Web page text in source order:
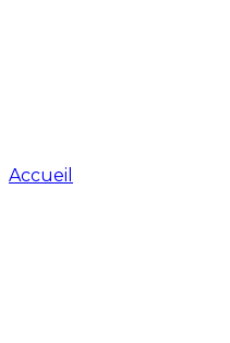
Accueil